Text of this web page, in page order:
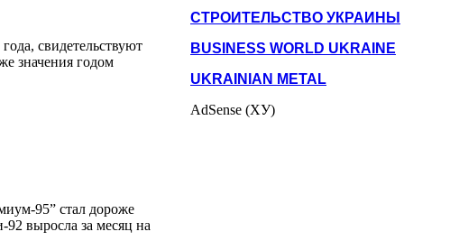
свидетельствуют
значения годом
95” стал дороже
выросла за месяц на
СТРОИТЕЛЬСТВО УКРАИНЫ
BUSINESS WORLD UKRAINE
UKRAINIAN METAL
AdSense (ХУ)